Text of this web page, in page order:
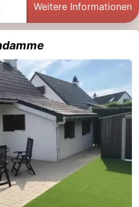
Weitere Informationen